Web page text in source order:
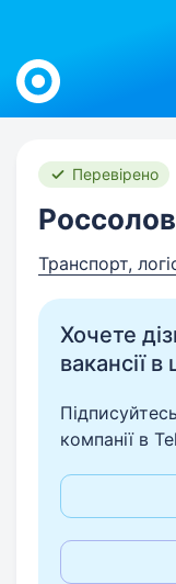
Work.ua
Перевірено
Транспорт,
Хочете
вакансії в
компанії в